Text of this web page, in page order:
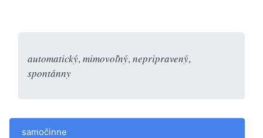
automatický, mimovoľný, nepripravený,
spontánny
samočinne